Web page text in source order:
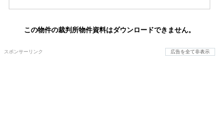
この物件の裁判所物件資料はダウンロードできません。
スポンサーリンク 広告を全て非表示